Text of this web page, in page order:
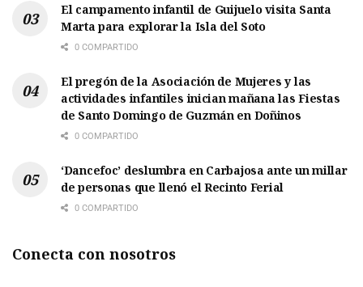
El campamento infantil de Guijuelo visita Santa
Marta para explorar la Isla del Soto
0 COMPARTIDO
El pregón de la Asociación de Mujeres y las
actividades infantiles inician mañana las Fiestas
de Santo Domingo de Guzmán en Doñinos
0 COMPARTIDO
‘Dancefoc’ deslumbra en Carbajosa ante un millar
de personas que llenó el Recinto Ferial
0 COMPARTIDO
Conecta con nosotros